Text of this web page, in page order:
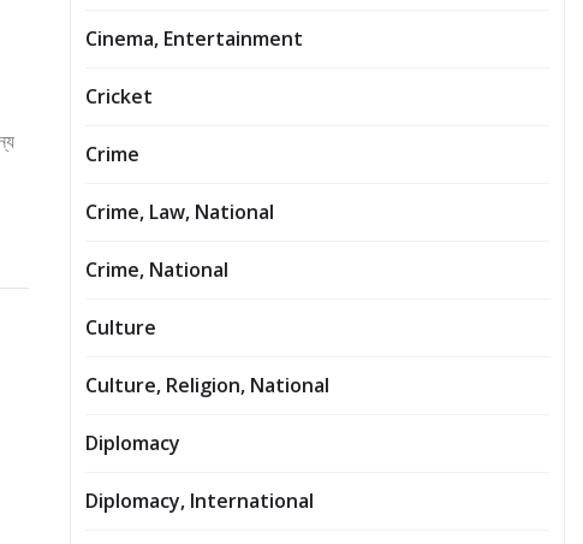
Cinema, Entertainment
Cricket
Crime
Crime, Law, National
Crime, National
Culture
Culture, Religion, National
Diplomacy
Diplomacy, International